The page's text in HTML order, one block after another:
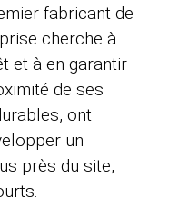
fabricant de
cherche à
et à en garantir
de ses
ont
un
près du site,